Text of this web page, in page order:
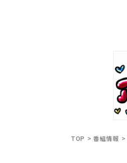
TOP 番組情報